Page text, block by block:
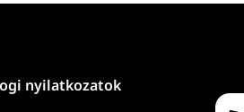
nyilatkozatok